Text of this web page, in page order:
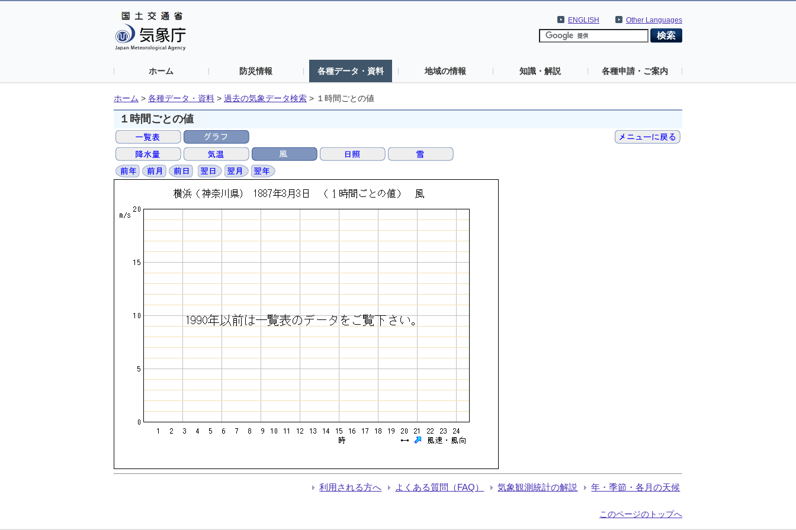
Other Languages
ENGLISH
ホーム 防災情報 各種データ・資料 地域の情報 知識・解説 各種申請・ご案内
ホーム > 各種データ・資料 > 過去の気象データ検索 > １時間ごとの値
１時間ごとの値
利用される方へ よくある質問（FAQ） 気象観測統計の解説 年・季節・各月の天候
このページのトップへ